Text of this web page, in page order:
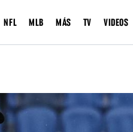
NFL MLB MÁS TV VIDEOS